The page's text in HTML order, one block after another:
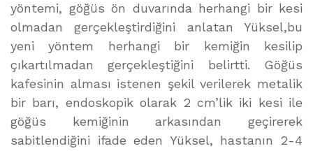
yöntemi, göğüs ön duvarında herhangi bir kesi
olmadan gerçekleştirdiğini anlatan Yüksel,bu
yeni yöntem herhangi bir kemiğin kesilip
çıkartılmadan gerçekleştiğini belirtti. Göğüs
kafesinin alması istenen şekil verilerek metalik
bir barı, endoskopik olarak 2 cm’lik iki kesi ile
göğüs kemiğinin arkasından geçirerek
sabitlendiğini ifade eden Yüksel, hastanın 2-4